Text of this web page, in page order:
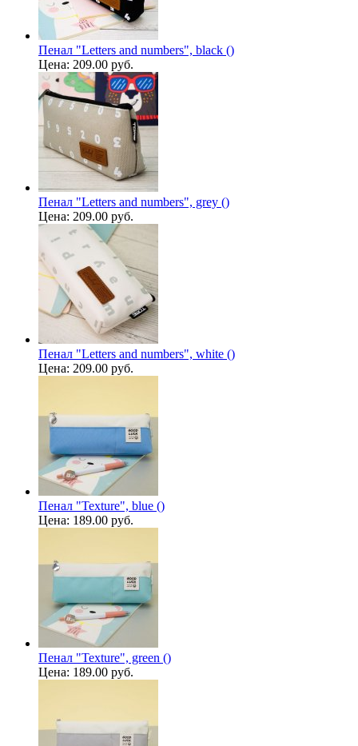
Пенал "Letters and numbers", black ()
Цена: 209.00 руб.
Пенал "Letters and numbers", grey ()
Цена: 209.00 руб.
Пенал "Letters and numbers", white ()
Цена: 209.00 руб.
Пенал "Texture", blue ()
Цена: 189.00 руб.
Пенал "Texture", green ()
Цена: 189.00 руб.